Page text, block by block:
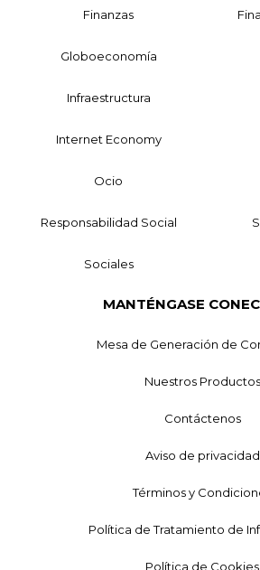
Finanzas
Globoeconomía
Infraestructura
Internet Economy
Ocio
Responsabilidad Social
Sociales
MANTÉNGASE
Mesa de Generación de
Nuestros Productos
Contáctenos
Aviso de privacidad
Términos y
Política de Tratamiento de
Política de Cookies